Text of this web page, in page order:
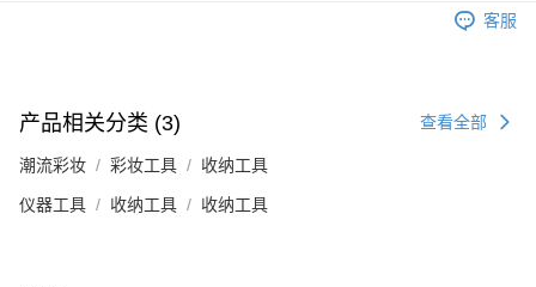
本地配送
每笔HK$30.00，满HK$580.00(含以上)免运费
门市自取
客服
产品相关分类 (3) 查看全部
潮流彩妆 彩妆工具 收纳工具
仪器工具 收纳工具 收纳工具